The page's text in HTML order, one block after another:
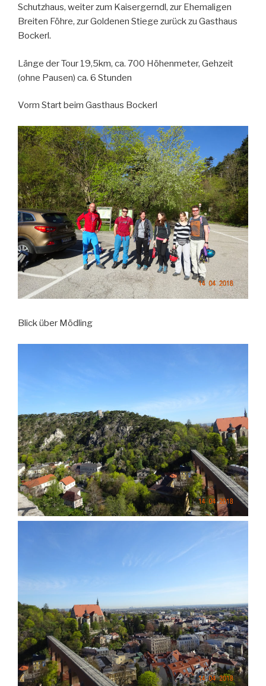
Schutzhaus, weiter zum Kaisergerndl, zur Ehemaligen
Breiten Föhre, zur Goldenen Stiege zurück zu Gasthaus
Bockerl.
Länge der Tour 19,5km, ca. 700 Höhenmeter, Gehzeit
(ohne Pausen) ca. 6 Stunden
Vorm Start beim Gasthaus Bockerl
Blick über Mödling